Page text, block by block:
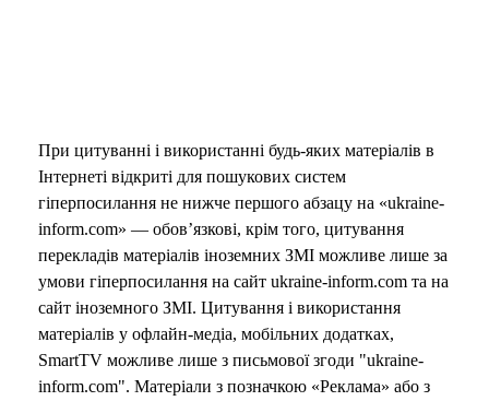
При цитуванні і використанні будь-яких матеріалів в
Інтернеті відкриті для пошукових систем
гіперпосилання не нижче першого абзацу на «ukraine-
inform.com» — обов’язкові, крім того, цитування
перекладів матеріалів іноземних ЗМІ можливе лише за
умови гіперпосилання на сайт ukraine-inform.com та на
сайт іноземного ЗМІ. Цитування і використання
матеріалів у офлайн-медіа, мобільних додатках,
SmartTV можливе лише з письмової згоди "ukraine-
inform.com". Матеріали з позначкою «Реклама» або з